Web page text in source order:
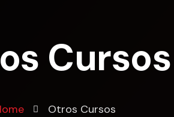
Cursos
Otros Cursos